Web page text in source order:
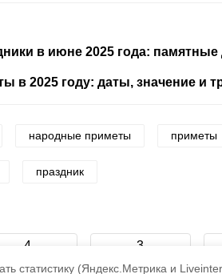
статистику (Яндекс.Метрика и
в июне 2025 года: памятные
в 2025 году: даты, значение и
народные приметы приметы
праздник
4 3